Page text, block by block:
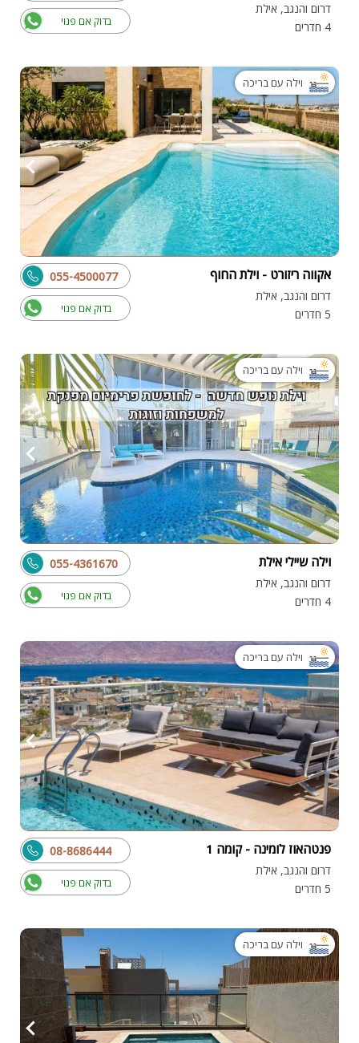
דרום והנגב, אילת
4 חדרים
בדוק אם פנוי
וילה עם בריכה
אקווה ריזורט - וילת החוף
דרום והנגב, אילת
5 חדרים
בדוק אם פנוי
055-4500077
וילה עם בריכה
וילה שיילי אילת
דרום והנגב, אילת
4 חדרים
בדוק אם פנוי
055-4361670
וילה עם בריכה
פנטהאוז לומינה - קומה 1
דרום והנגב, אילת
5 חדרים
בדוק אם פנוי
08-8686444
וילה עם בריכה